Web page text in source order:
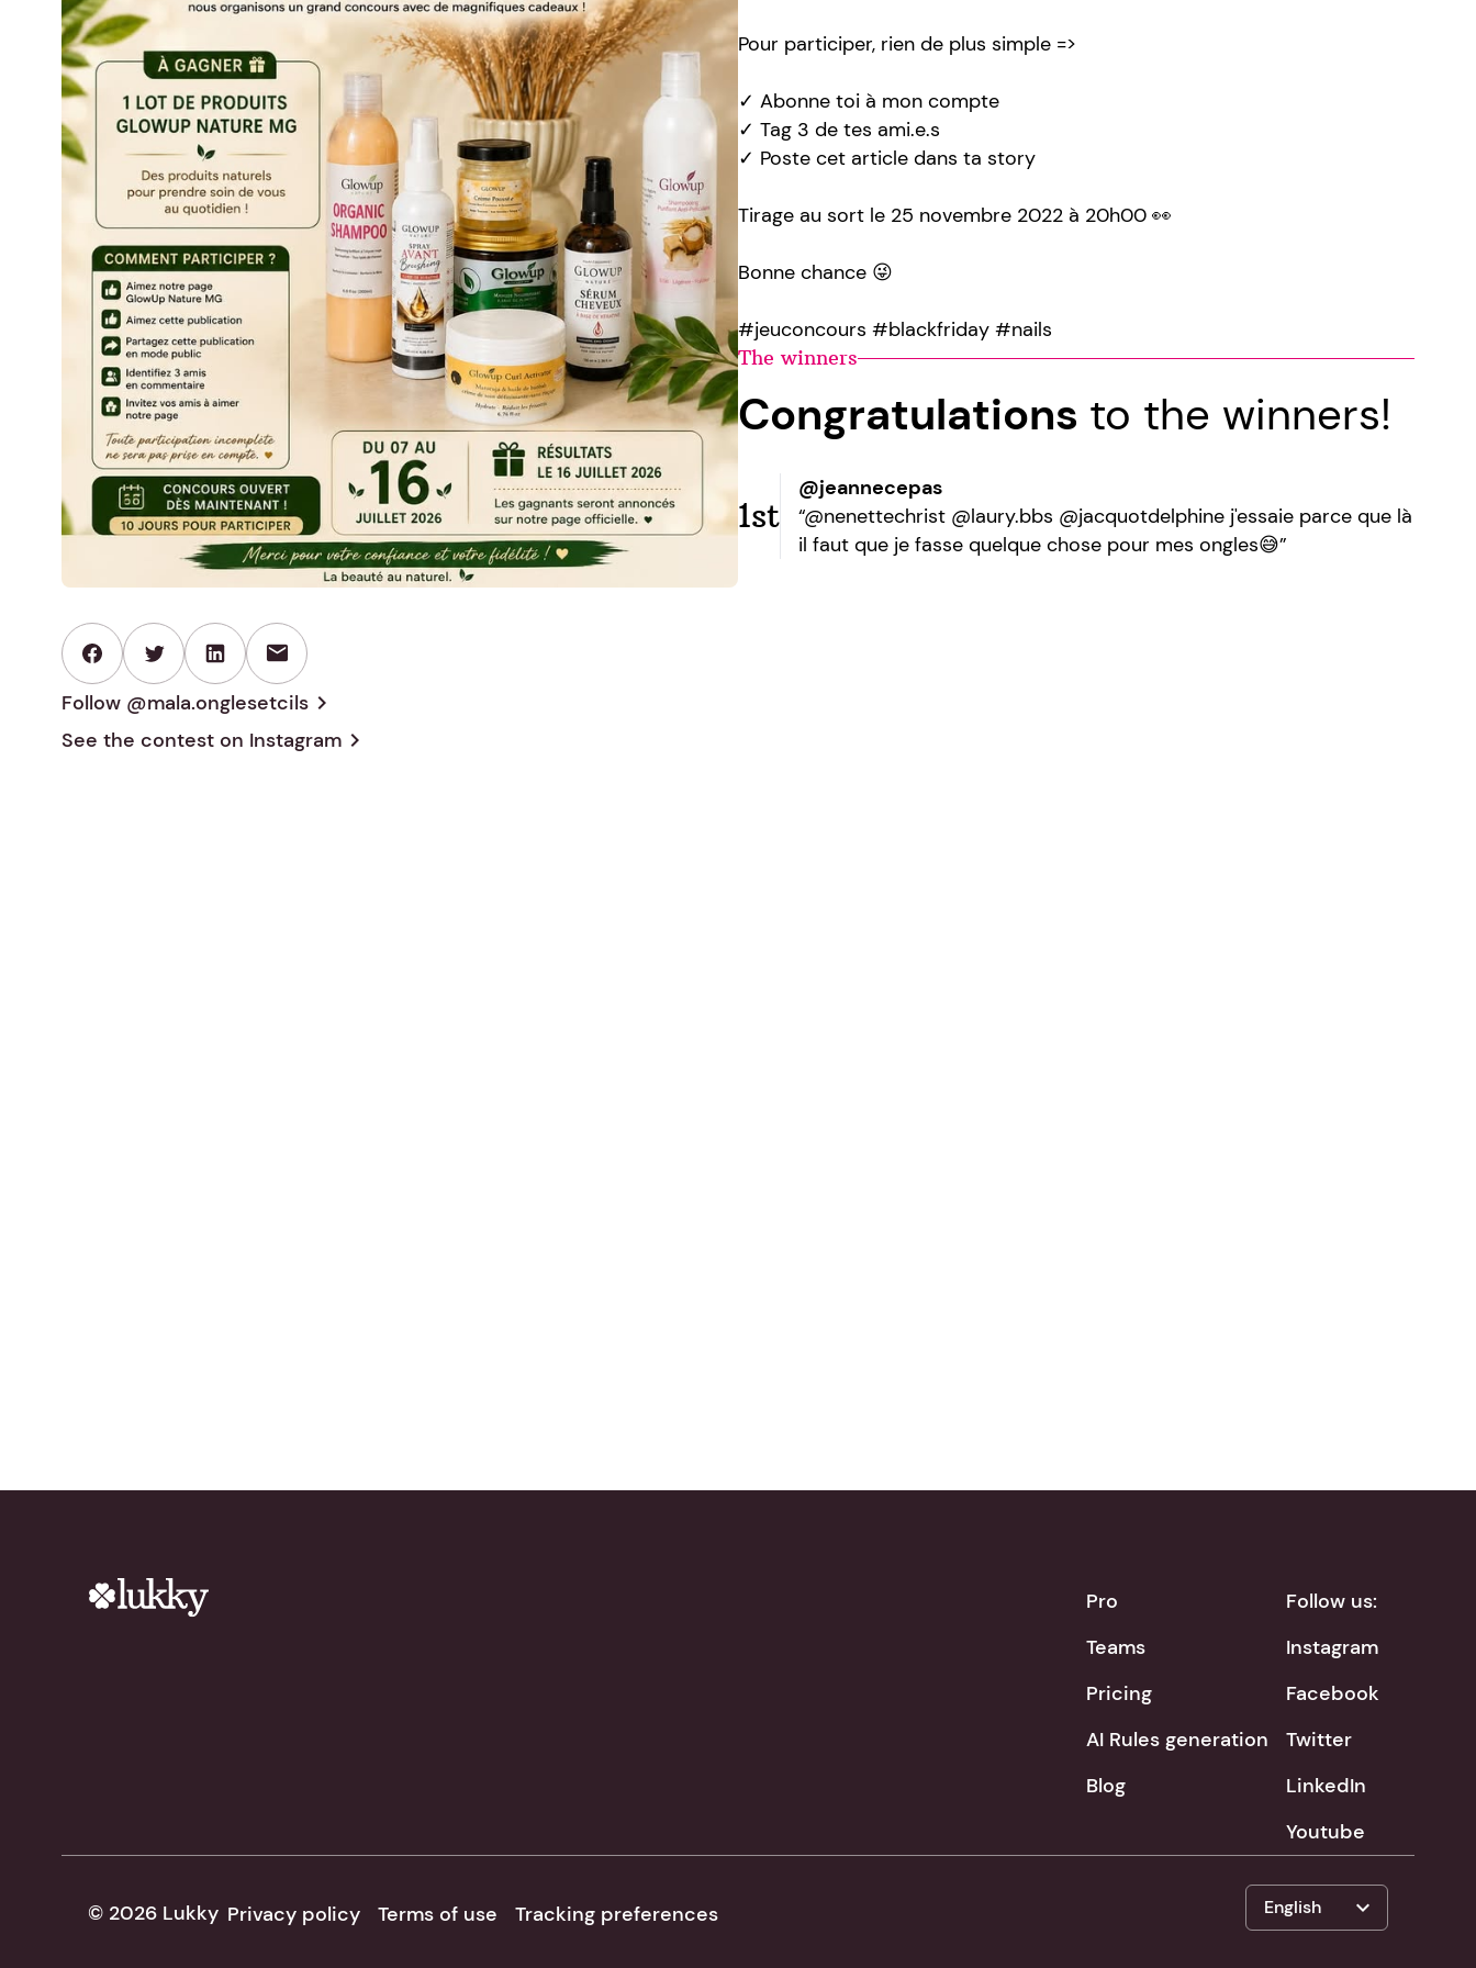
mail
Follow @mala.onglesetcils chevron_right
See the contest on Instagram chevron_right
Pour participer, rien de plus simple =>
✓ Abonne toi à mon compte
✓ Tag 3 de tes ami.e.s
✓ Poste cet article dans ta story
Tirage au sort le 25 novembre 2022 à 20h00 👀
Bonne chance 😜
#jeuconcours #blackfriday #nails
The winners
Congratulations to the winners!
1st
@jeannecepas
“@nenettechrist @laury.bbs @jacquotdelphine j'essaie parce que là
il faut que je fasse quelque chose pour mes ongles😅”
Pro
Teams
Pricing
AI Rules generation
Blog
Follow us:
Instagram
Facebook
Twitter
LinkedIn
Youtube
English expand_more
Privacy policy Terms of use Tracking preferences
© 2026 Lukky